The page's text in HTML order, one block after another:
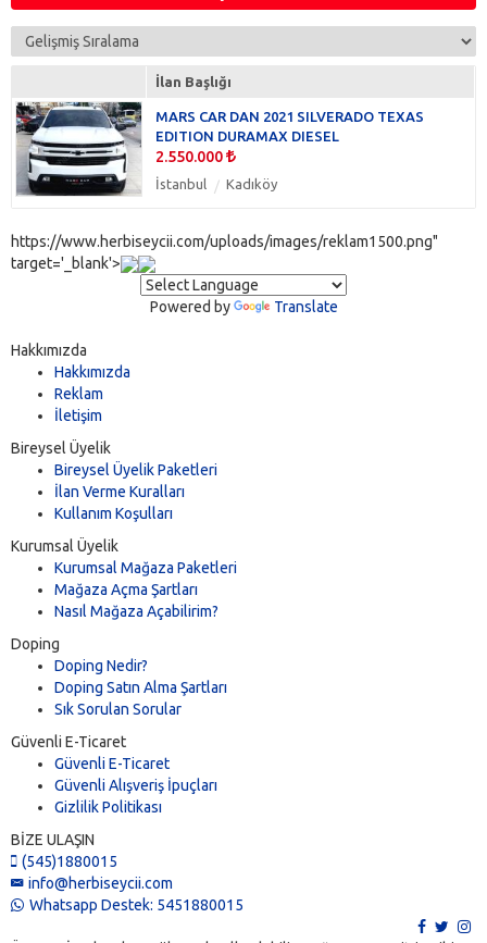
Trax
İlan Başlığı
MARS CAR DAN 2021 SILVERADO TEXAS
EDITION DURAMAX DIESEL
2.550.000
İstanbul Kadıköy
https://www.herbiseycii.com/uploads/images/reklam1500.png"
target='_blank'>
Powered by Translate
Hakkımızda
Hakkımızda
Reklam
İletişim
Bireysel Üyelik
Bireysel Üyelik Paketleri
İlan Verme Kuralları
Kullanım Koşulları
Kurumsal Üyelik
Kurumsal Mağaza Paketleri
Mağaza Açma Şartları
Nasıl Mağaza Açabilirim?
Doping
Doping Nedir?
Doping Satın Alma Şartları
Sık Sorulan Sorular
Güvenli E-Ticaret
Güvenli E-Ticaret
Güvenli Alışveriş İpuçları
Gizlilik Politikası
BİZE ULAŞIN
(545)1880015
info@herbiseycii.com
Whatsapp Destek: 5451880015